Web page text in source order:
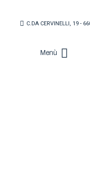
C.DA CERVINELLI, 19 -
Menù